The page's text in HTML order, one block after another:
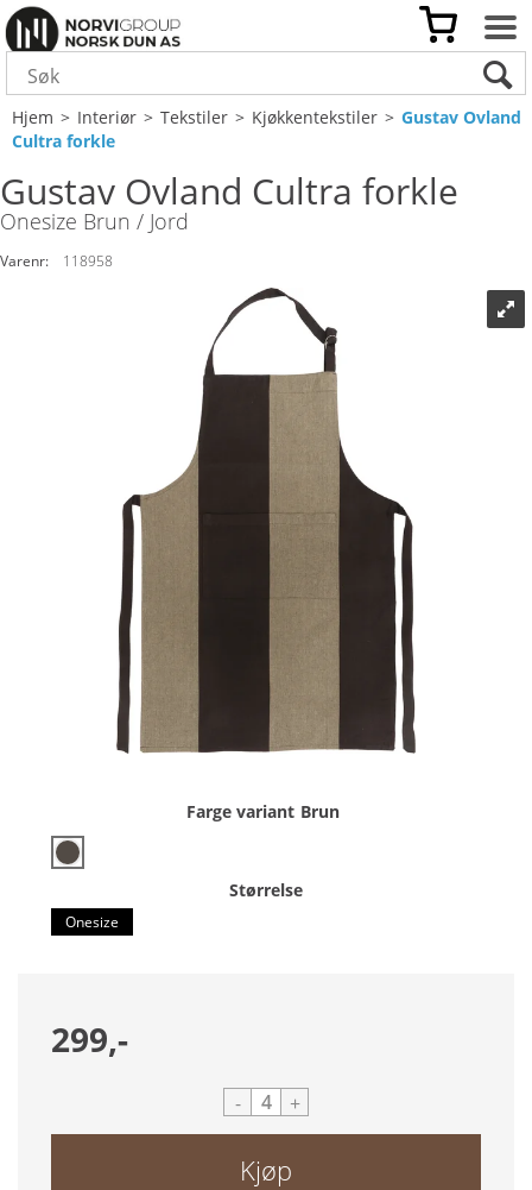
Hjem>Interiør>Tekstiler>Kjøkkentekstiler>Gustav Ovland
Cultra forkle
Gustav Ovland Cultra forkle
Onesize Brun / Jord
Varenr: 118958
Farge variant Brun
Størrelse
Onesize
299,-
- +
Kjøp